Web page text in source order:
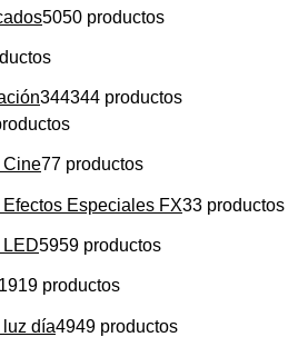
5050 productos
344344 productos
Cine77 productos
Especiales FX33 productos
5959 productos
1919 productos
día4949 productos